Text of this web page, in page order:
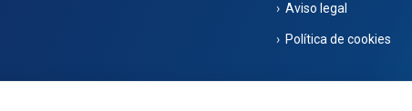
Aviso legal
Política de cookies